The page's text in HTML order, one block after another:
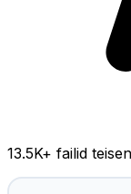
13.5K+ failid